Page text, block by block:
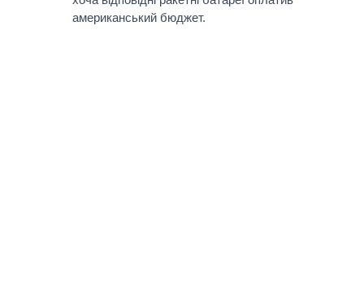
КАБІНЕТ МІНІСТРІВПІДТРИМАТИ
американський бюджет.